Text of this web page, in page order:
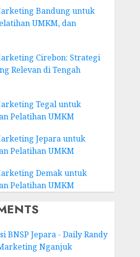
Bandung untuk
UMKM, dan
Cirebon: Strategi
Relevan di Tengah
Tegal untuk
Pelatihan UMKM
Jepara untuk
Pelatihan UMKM
Demak untuk
Pelatihan UMKM
BNSP Jepara - Daily Randy
Nganjuk